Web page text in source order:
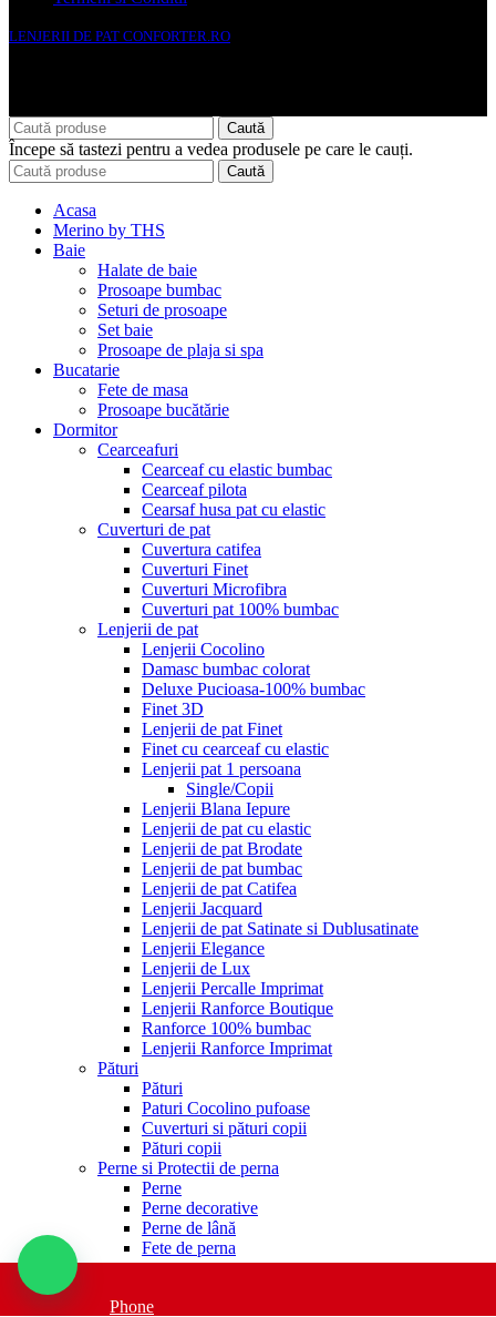
LENJERII DE PAT CONFORTER.RO
Caută
Începe să tastezi pentru a vedea produsele pe care le cauți.
Caută
Acasa
Merino by THS
Baie
Halate de baie
Prosoape bumbac
Seturi de prosoape
Set baie
Prosoape de plaja si spa
Bucatarie
Fete de masa
Prosoape bucătărie
Dormitor
Cearceafuri
Cearceaf cu elastic bumbac
Cearceaf pilota
Cearsaf husa pat cu elastic
Cuverturi de pat
Cuvertura catifea
Cuverturi Finet
Cuverturi Microfibra
Cuverturi pat 100% bumbac
Lenjerii de pat
Lenjerii Cocolino
Damasc bumbac colorat
Deluxe Pucioasa-100% bumbac
Finet 3D
Lenjerii de pat Finet
Finet cu cearceaf cu elastic
Lenjerii pat 1 persoana
Single/Copii
Lenjerii Blana Iepure
Lenjerii de pat cu elastic
Lenjerii de pat Brodate
Lenjerii de pat bumbac
Lenjerii de pat Catifea
Lenjerii Jacquard
Lenjerii de pat Satinate si Dublusatinate
Lenjerii Elegance
Lenjerii de Lux
Lenjerii Percalle Imprimat
Lenjerii Ranforce Boutique
Ranforce 100% bumbac
Lenjerii Ranforce Imprimat
Pături
Pături
Paturi Cocolino pufoase
Cuverturi si pături copii
Pături copii
Perne si Protectii de perna
Perne
Perne decorative
Perne de lână
Fete de perna
Protectii perna
Pilote
Phone